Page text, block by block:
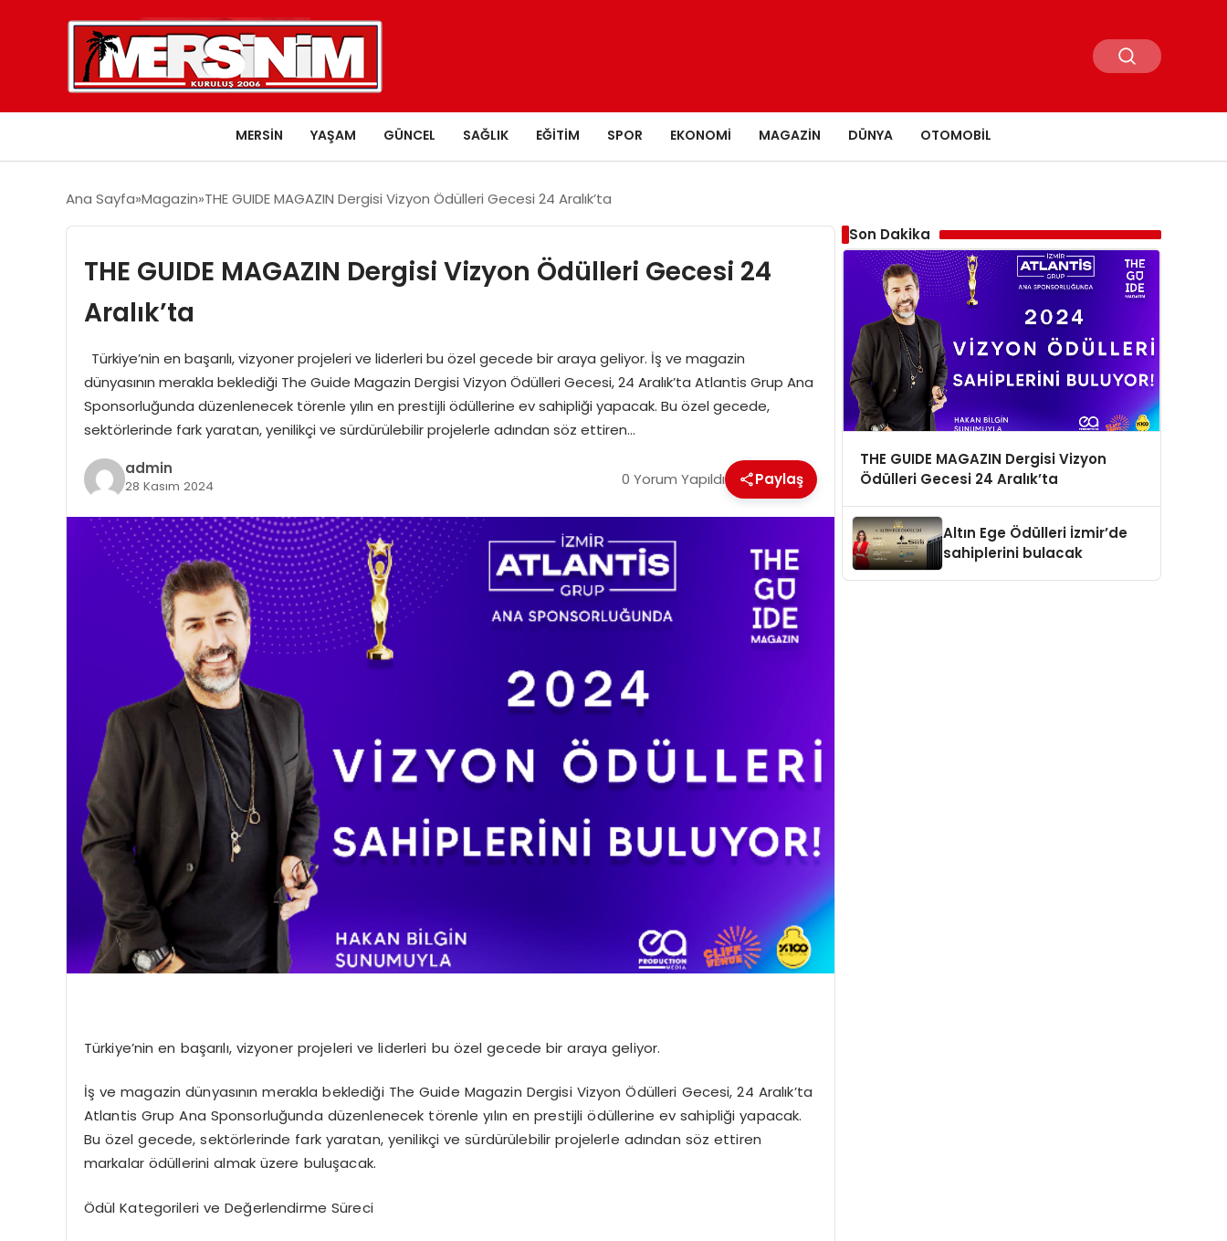
MERSIN YAŞAM GÜNCEL SAĞLIK EĞITIM SPOR EKONOMI MAGAZIN DÜNYA OTOMOBIL
Ana Sayfa Magazin THE GUIDE MAGAZIN Dergisi Vizyon Ödülleri Gecesi 24 Aralık’ta
THE GUIDE MAGAZIN Dergisi Vizyon Ödülleri Gecesi 24
Aralık’ta
Türkiye’nin en başarılı, vizyoner projeleri ve liderleri bu özel gecede bir araya geliyor. İş ve magazin
dünyasının merakla beklediği The Guide Magazin Dergisi Vizyon Ödülleri Gecesi, 24 Aralık’ta Atlantis Grup Ana
Sponsorluğunda düzenlenecek törenle yılın en prestijli ödüllerine ev sahipliği yapacak. Bu özel gecede,
sektörlerinde fark yaratan, yenilikçi ve sürdürülebilir projelerle adından söz ettiren…
admin
28 Kasım 2024 0 Yorum Yapıldı Paylaş
Türkiye’nin en başarılı, vizyoner projeleri ve liderleri bu özel gecede bir araya geliyor.
İş ve magazin dünyasının merakla beklediği The Guide Magazin Dergisi Vizyon Ödülleri Gecesi, 24 Aralık’ta
Atlantis Grup Ana Sponsorluğunda düzenlenecek törenle yılın en prestijli ödüllerine ev sahipliği yapacak.
Bu özel gecede, sektörlerinde fark yaratan, yenilikçi ve sürdürülebilir projelerle adından söz ettiren
markalar ödüllerini almak üzere buluşacak.
Ödül Kategorileri ve Değerlendirme Süreci
Son Dakika
THE GUIDE MAGAZIN Dergisi Vizyon
Ödülleri Gecesi 24 Aralık’ta
Altın Ege Ödülleri İzmir’de
sahiplerini bulacak